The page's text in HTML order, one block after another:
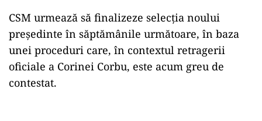
CSM urmează să finalizeze selecția noului
președinte în săptămânile următoare, în baza
unei proceduri care, în contextul retragerii
oficiale a Corinei Corbu, este acum greu de
contestat.